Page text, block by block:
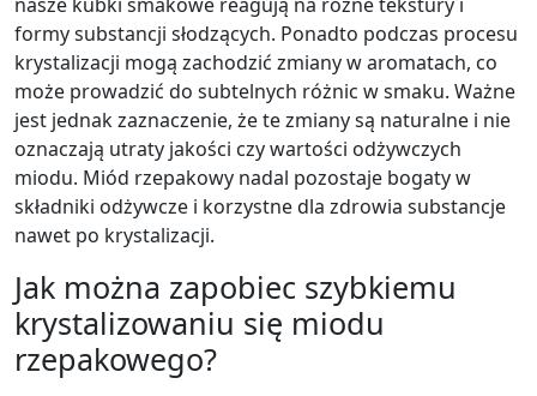
formy substancji słodzących. Ponadto podczas procesu
krystalizacji mogą zachodzić zmiany w aromatach, co
może prowadzić do subtelnych różnic w smaku. Ważne
jest jednak zaznaczenie, że te zmiany są naturalne i nie
oznaczają utraty jakości czy wartości odżywczych
miodu. Miód rzepakowy nadal pozostaje bogaty w
składniki odżywcze i korzystne dla zdrowia substancje
nawet po krystalizacji.
Jak można zapobiec szybkiemu
krystalizowaniu się miodu
rzepakowego?